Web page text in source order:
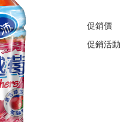
促銷價
促銷活動